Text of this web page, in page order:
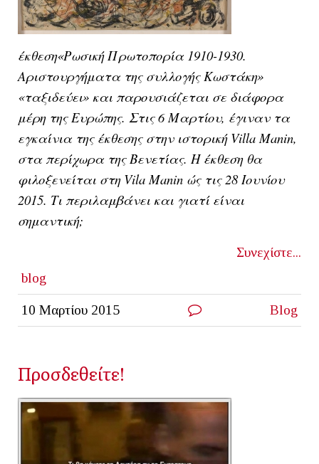
έκθεση«Ρωσική Πρωτοπορία 1910-1930.
Αριστουργήματα της συλλογής Κωστάκη»
«ταξιδεύει» και παρουσιάζεται σε διάφορα
μέρη της Ευρώπης. Στις 6 Μαρτίου, έγιναν τα
εγκαίνια της έκθεσης στην ιστορική Villa Manin,
στα περίχωρα της Βενετίας. Η έκθεση θα
φιλοξενείται στη Vila Manin ώς τις 28 Ιουνίου
2015. Τι περιλαμβάνει και γιατί είναι
σημαντική;
Συνεχίστε...
blog
10 Μαρτίου 2015 Blog
Προσδεθείτε!